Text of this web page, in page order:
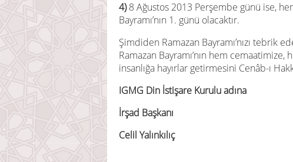
4)8 Ağustos 2013 Perşembe günü ise,
Bayramı’nın 1. günü olacaktır.
Şimdiden Ramazan Bayramı’nızı tebrik
Ramazan Bayramı’nın hem
insanlığa hayırlar getirmesini Cenâb-ı
IGMG Din İstişare Kurulu adına
İrşad Başkanı
Celil Yalınkılıç